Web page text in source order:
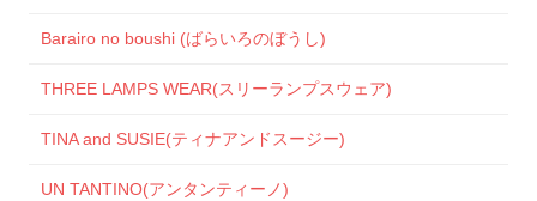
Barairo no boushi (ばらいろのぼうし)
THREE LAMPS WEAR(スリーランプスウェア)
TINA and SUSIE(ティナアンドスージー)
UN TANTINO(アンタンティーノ)